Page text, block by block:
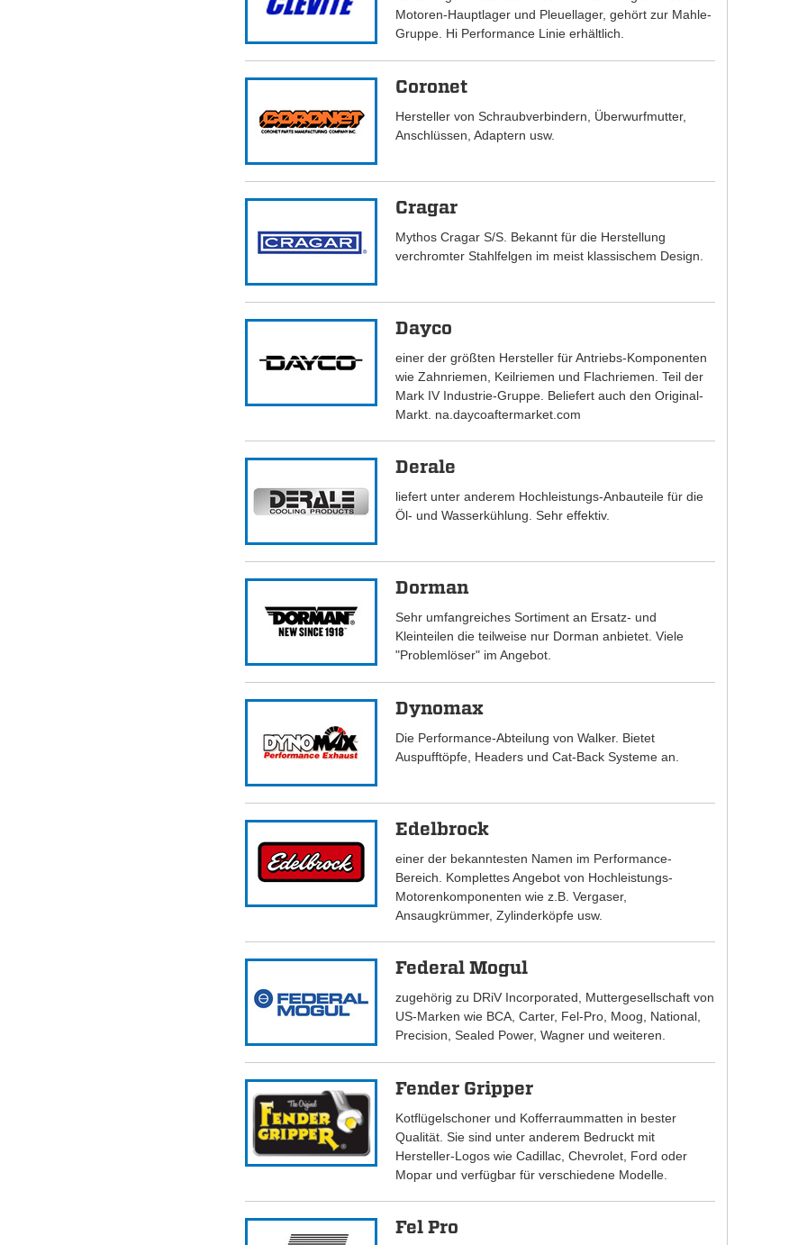
Motoren-Hauptlager und Pleuellager, gehört zur Mahle-
Gruppe. Hi Performance Linie erhältlich.
Coronet
Hersteller von Schraubverbindern, Überwurfmutter,
Anschlüssen, Adaptern usw.
Cragar
Mythos Cragar S/S. Bekannt für die Herstellung
verchromter Stahlfelgen im meist klassischem Design.
Dayco
einer der größten Hersteller für Antriebs-Komponenten
wie Zahnriemen, Keilriemen und Flachriemen. Teil der
Mark IV Industrie-Gruppe. Beliefert auch den Original-
Markt. na.daycoaftermarket.com
Derale
liefert unter anderem Hochleistungs-Anbauteile für die
Öl- und Wasserkühlung. Sehr effektiv.
Dorman
Sehr umfangreiches Sortiment an Ersatz- und
Kleinteilen die teilweise nur Dorman anbietet. Viele
"Problemlöser" im Angebot.
Dynomax
Die Performance-Abteilung von Walker. Bietet
Auspufftöpfe, Headers und Cat-Back Systeme an.
Edelbrock
einer der bekanntesten Namen im Performance-
Bereich. Komplettes Angebot von Hochleistungs-
Motorenkomponenten wie z.B. Vergaser,
Ansaugkrümmer, Zylinderköpfe usw.
Federal Mogul
zugehörig zu DRiV Incorporated, Muttergesellschaft von
US-Marken wie BCA, Carter, Fel-Pro, Moog, National,
Precision, Sealed Power, Wagner und weiteren.
Fender Gripper
Kotflügelschoner und Kofferraummatten in bester
Qualität. Sie sind unter anderem Bedruckt mit
Hersteller-Logos wie Cadillac, Chevrolet, Ford oder
Mopar und verfügbar für verschiedene Modelle.
Fel Pro